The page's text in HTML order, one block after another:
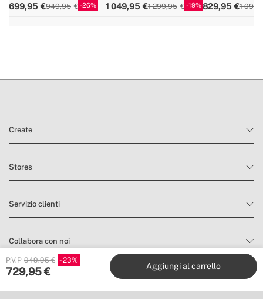
729,95€
P.V.P 949.95 € 23
Aggiungi al carrello
699,95 949,95 26 1 049,95 1 299,95 19 829,95 1
Create
Stores
Servizio clienti
Collabora con noi
Editori